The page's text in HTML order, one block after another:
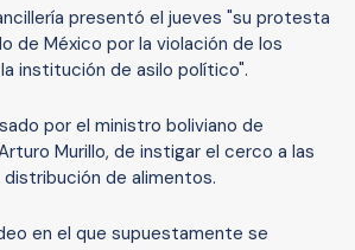
presentó el jueves "su protesta
de México por la violación de los
institución de asilo político".
por el ministro boliviano de
Murillo, de instigar el cerco a las
de alimentos.
en el que supuestamente se